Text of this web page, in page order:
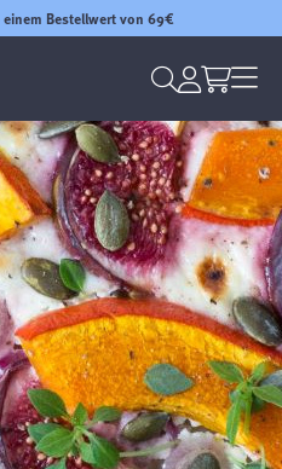
Bestellwert von 69€